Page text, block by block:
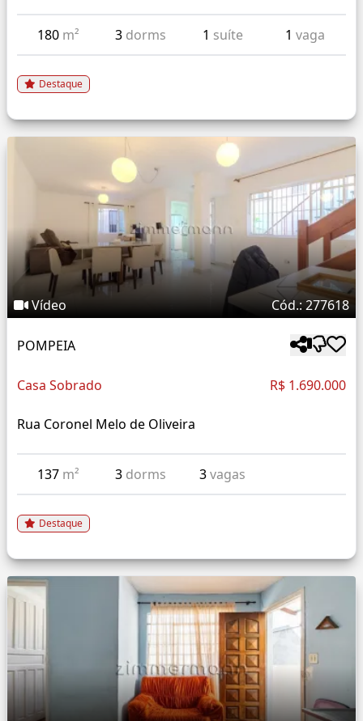
180 m² 3 dorms 1 suíte 1 vaga
Destaque
Vídeo Cód.: 277618
POMPEIA
Casa Sobrado R$ 1.690.000
Rua Coronel Melo de Oliveira
137 m² 3 dorms 3vagas
Destaque